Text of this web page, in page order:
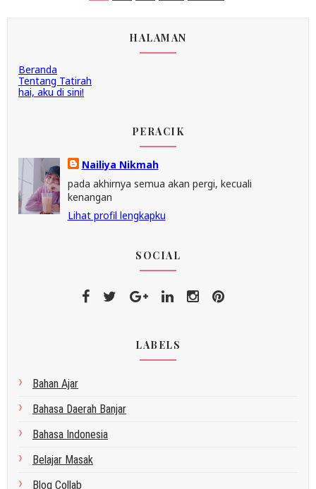
HALAMAN
Beranda
Tentang Tatirah
hai, aku di sini!
PERACIK
Nailiya Nikmah
pada akhirnya semua akan pergi, kecuali
kenangan
Lihat profil lengkapku
SOCIAL
LABELS
Bahan Ajar
Bahasa Daerah Banjar
Bahasa Indonesia
Belajar Masak
Blog Collab